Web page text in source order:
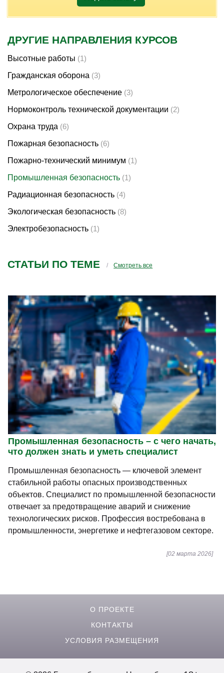
ДРУГИЕ НАПРАВЛЕНИЯ КУРСОВ
Высотные работы (1)
Гражданская оборона (3)
Метрологическое обеспечение (3)
Нормоконтроль технической документации (2)
Охрана труда (6)
Пожарная безопасность (6)
Пожарно-технический минимум (1)
Промышленная безопасность (1)
Радиационная безопасность (4)
Экологическая безопасность (8)
Электробезопасность (1)
СТАТЬИ ПО ТЕМЕ Смотреть все
Промышленная безопасность – с чего начать,
что должен знать и уметь специалист
Промышленная безопасность — ключевой элемент
стабильной работы опасных производственных
объектов. Специалист по промышленной безопасности
отвечает за предотвращение аварий и снижение
технологических рисков. Профессия востребована в
промышленности, энергетике и нефтегазовом секторе.
[02 марта 2026]
О ПРОЕКТЕ
КОНТАКТЫ
УСЛОВИЯ РАЗМЕЩЕНИЯ